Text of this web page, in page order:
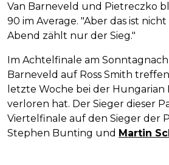
Van Barneveld und Pietreczko
90 im Average. "Aber das ist
Abend zählt nur der Sieg."
Im Achtelfinale am
Barneveld auf Ross Smith
letzte Woche bei der Hungarian
verloren hat. Der Sieger dieser
Viertelfinale auf den Sieger der
Stephen Bunting und Martin